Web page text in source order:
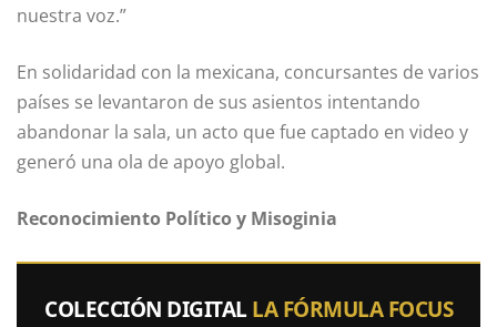
nuestra voz.”
En solidaridad con la mexicana, concursantes de varios
países se levantaron de sus asientos intentando
abandonar la sala, un acto que fue captado en video y
generó una ola de apoyo global.
Reconocimiento Político y Misoginia
COLECCIÓN DIGITAL LA FÓRMULA FOCUS